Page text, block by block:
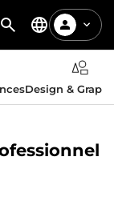
Design &